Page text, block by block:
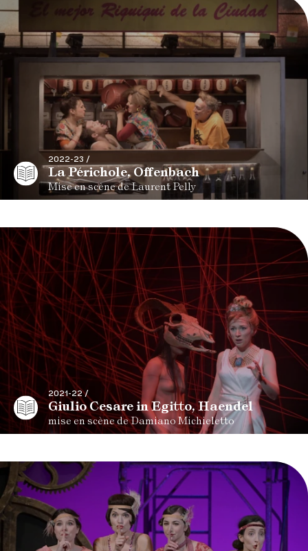
2022-23 /
La Périchole, Offenbach
Mise en scène de Laurent Pelly
2021-22 /
Giulio Cesare in Egitto, Haendel
mise en scène de Damiano Michieletto